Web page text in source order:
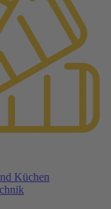
Küchen